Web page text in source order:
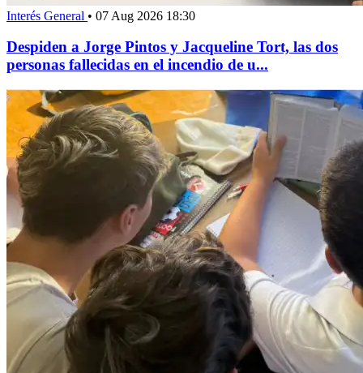
Interés General • 07 Aug 2026 18:30
Despiden a Jorge Pintos y Jacqueline Tort, las dos
personas fallecidas en el incendio de u...